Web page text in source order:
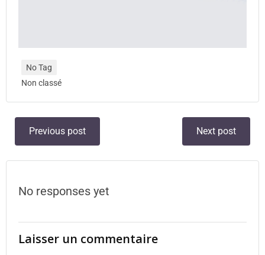
No Tag
Non classé
Previous post Next post
No responses yet
Laisser un commentaire